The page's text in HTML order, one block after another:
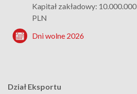
Kapitał zakładowy: 10.000.000
PLN
Dni wolne 2026
Dział Eksportu